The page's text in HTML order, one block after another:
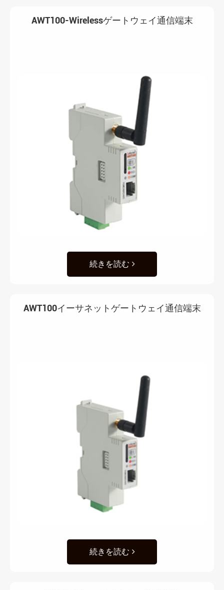
AWT100-Wirelessゲートウェイ通信端末
続きを読む
AWT100イーサネットゲートウェイ通信端末
続きを読む